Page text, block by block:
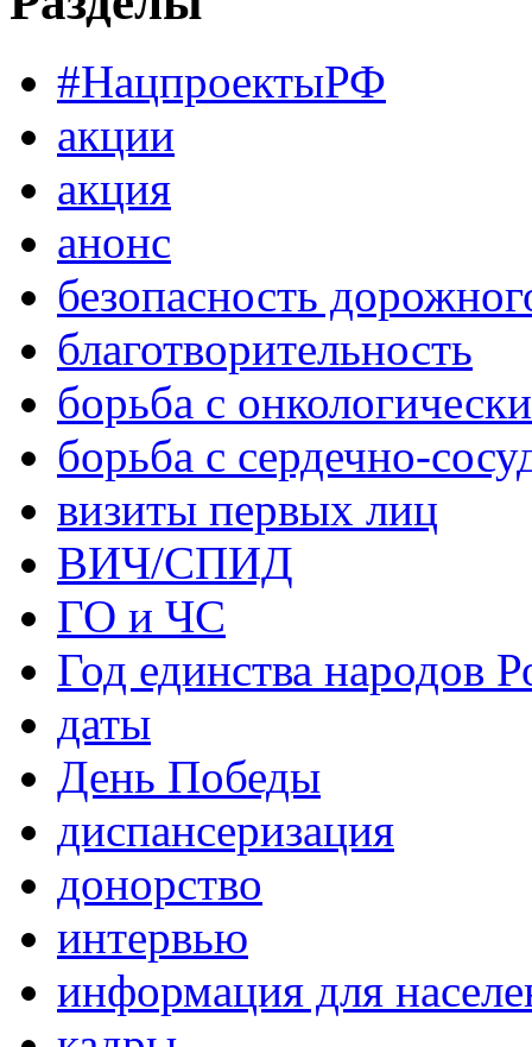
#НацпроектыРФ
акции
акция
анонс
безопасность
благотворительность
борьба с
борьба с сердечно-
визиты первых лиц
ВИЧ/СПИД
ГО и ЧС
Год единства народов
даты
День Победы
диспансеризация
донорство
интервью
информация для